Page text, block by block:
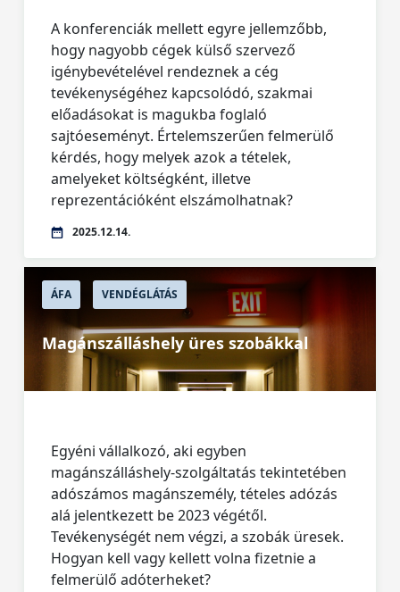
A konferenciák mellett egyre jellemzőbb,
hogy nagyobb cégek külső szervező
igénybevételével rendeznek a cég
tevékenységéhez kapcsolódó, szakmai
előadásokat is magukba foglaló
sajtóeseményt. Értelemszerűen felmerülő
kérdés, hogy melyek azok a tételek,
amelyeket költségként, illetve
reprezentációként elszámolhatnak?
2025.12.14.
ÁFA VENDÉGLÁTÁS
Magánszálláshely üres szobákkal
Egyéni vállalkozó, aki egyben
magánszálláshely-szolgáltatás tekintetében
adószámos magánszemély, tételes adózás
alá jelentkezett be 2023 végétől.
Tevékenységét nem végzi, a szobák üresek.
Hogyan kell vagy kellett volna fizetnie a
felmerülő adóterheket?